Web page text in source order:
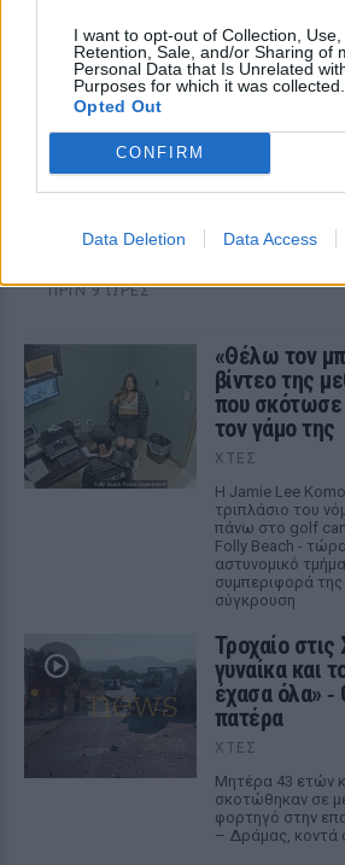
I want to opt-out of Collection, Use,
Retention, Sale, and/or Sharing of
Personal Data that Is Unrelated
Purposes for which it was collected.
Opted Out
CONFIRM
Data Deletion Data Access
Νέο χωροταξικό για τον
Επιμένουν οι ξενοδόχοι ότι ο πυρήνας
ΠΡΙΝ 9 ΏΡΕΣ
«Θέλω τον
βίντεο της
που
τον γάμο της
ΧΤΕΣ
Η Jamie Lee
τριπλάσιο του
πάνω στο golf
Folly Beach -
αστυνομικό
συμπεριφορά της
σύγκρουση
Τροχαίο
γυναίκα και
έχασα όλα»
πατέρα
ΧΤΕΣ
Μητέρα 43 ετών
σκοτώθηκαν σε
φορτηγό στην
– Δράμας, κοντά